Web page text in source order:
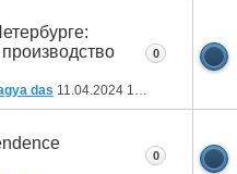
das 11.04.2024 14:49
0
0